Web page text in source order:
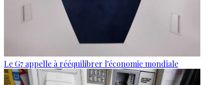
Le G7 appelle à rééquilibrer l'économie mondiale